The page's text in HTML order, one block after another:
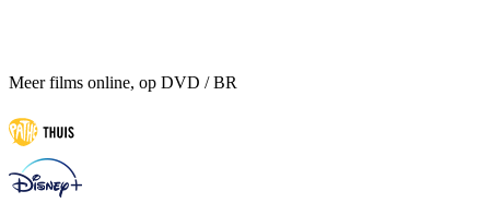
Meer films online, op DVD / BR